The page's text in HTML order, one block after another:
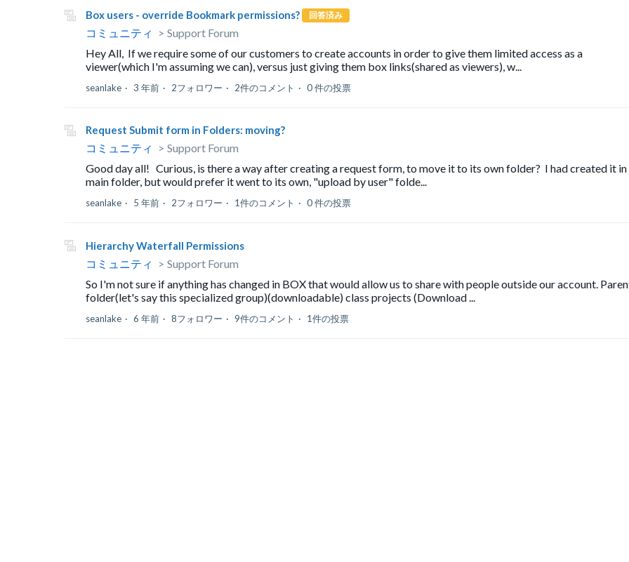
Box users - override Bookmark permissions? 回答済み
コミュニティ
Support Forum
Hey All, If we require some of our customers to create accounts in order to give them limited access as a
viewer(which I'm assuming we can), versus just giving them box links(shared as viewers), w...
seanlake 3 年前 2フォロワー 2件のコメント 0 件の投票
Request Submit form in Folders: moving?
コミュニティ
Support Forum
Good day all! Curious, is there a way after creating a request form, to move it to its own folder? I had created it in
main folder, but would prefer it went to its own, "upload by user" folde...
seanlake 5 年前 2フォロワー 1件のコメント 0 件の投票
Hierarchy Waterfall Permissions
コミュニティ
Support Forum
So I'm not sure if anything has changed in BOX that would allow us to share with people outside our account.
folder(let's say this specialized group)(downloadable) class projects (Download ...
seanlake 6 年前 8フォロワー 9件のコメント 1件の投票